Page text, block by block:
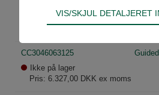
Ikke på lager
CC3046063125
Ikke på lager
Pris: 6.327,00 DKK ex moms
Teknisk
Tekniske cookies er
adgangskontrol samt
ikke fravælges.
VIS/SKJUL DETALJERET